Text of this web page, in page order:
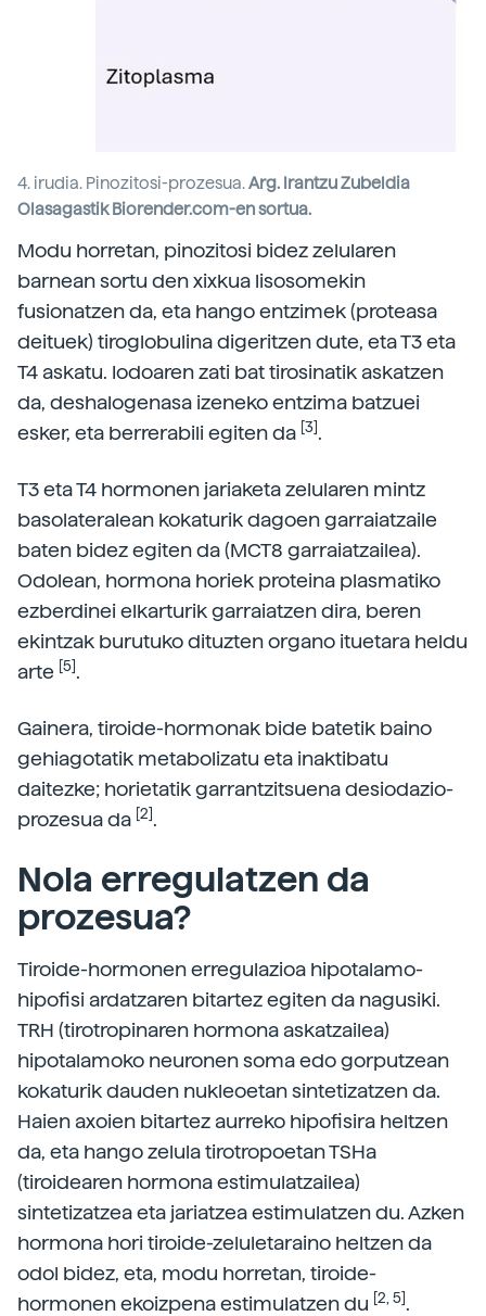
4. irudia. Pinozitosi-prozesua.Arg. Irantzu Zubeldia
Olasagastik Biorender.com-en sortua.
Modu horretan, pinozitosi bidez zelularen
barnean sortu den xixkua lisosomekin
fusionatzen da, eta hango entzimek (proteasa
deituek) tiroglobulina digeritzen dute, eta T3 eta
T4 askatu. Iodoaren zati bat tirosinatik askatzen
da, deshalogenasa izeneko entzima batzuei
esker, eta berrerabili egiten da [3].
T3 eta T4 hormonen jariaketa zelularen mintz
basolateralean kokaturik dagoen garraiatzaile
baten bidez egiten da (MCT8 garraiatzailea).
Odolean, hormona horiek proteina plasmatiko
ezberdinei elkarturik garraiatzen dira, beren
ekintzak burutuko dituzten organo ituetara heldu
arte [5].
Gainera, tiroide-hormonak bide batetik baino
gehiagotatik metabolizatu eta inaktibatu
daitezke; horietatik garrantzitsuena desiodazio-
prozesua da [2].
Nola erregulatzen da
prozesua?
Tiroide-hormonen erregulazioa hipotalamo-
hipofisi ardatzaren bitartez egiten da nagusiki.
TRH (tirotropinaren hormona askatzailea)
hipotalamoko neuronen soma edo gorputzean
kokaturik dauden nukleoetan sintetizatzen da.
Haien axoien bitartez aurreko hipofisira heltzen
da, eta hango zelula tirotropoetan TSHa
(tiroidearen hormona estimulatzailea)
sintetizatzea eta jariatzea estimulatzen du. Azken
hormona hori tiroide-zeluletaraino heltzen da
odol bidez, eta, modu horretan, tiroide-
hormonen ekoizpena estimulatzen du [2, 5].